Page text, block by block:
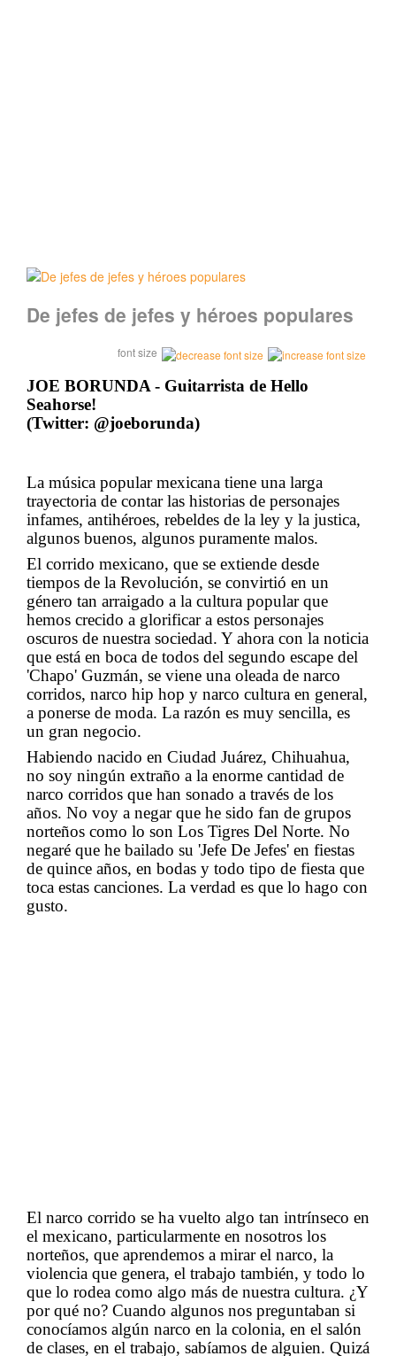
De jefes de jefes y héroes populares
font size
JOE BORUNDA - Guitarrista de Hello
Seahorse!
(Twitter: @joeborunda)
La música popular mexicana tiene una larga
trayectoria de contar las historias de personajes
infames, antihéroes, rebeldes de la ley y la justica,
algunos buenos, algunos puramente malos.
El corrido mexicano, que se extiende desde
tiempos de la Revolución, se convirtió en un
género tan arraigado a la cultura popular que
hemos crecido a glorificar a estos personajes
oscuros de nuestra sociedad. Y ahora con la noticia
que está en boca de todos del segundo escape del
'Chapo' Guzmán, se viene una oleada de narco
corridos, narco hip hop y narco cultura en general,
a ponerse de moda. La razón es muy sencilla, es
un gran negocio.
Habiendo nacido en Ciudad Juárez, Chihuahua,
no soy ningún extraño a la enorme cantidad de
narco corridos que han sonado a través de los
años. No voy a negar que he sido fan de grupos
norteños como lo son Los Tigres Del Norte. No
negaré que he bailado su 'Jefe De Jefes' en fiestas
de quince años, en bodas y todo tipo de fiesta que
toca estas canciones. La verdad es que lo hago con
gusto.
El narco corrido se ha vuelto algo tan intrínseco en
el mexicano, particularmente en nosotros los
norteños, que aprendemos a mirar el narco, la
violencia que genera, el trabajo también, y todo lo
que lo rodea como algo más de nuestra cultura. ¿Y
por qué no? Cuando algunos nos preguntaban si
conocíamos algún narco en la colonia, en el salón
de clases, en el trabajo, sabíamos de alguien. Quizá